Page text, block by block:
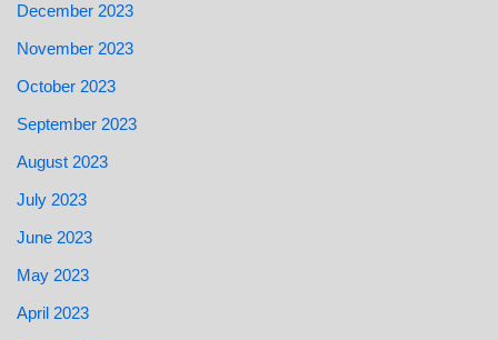
December 2023
November 2023
October 2023
September 2023
August 2023
July 2023
June 2023
May 2023
April 2023